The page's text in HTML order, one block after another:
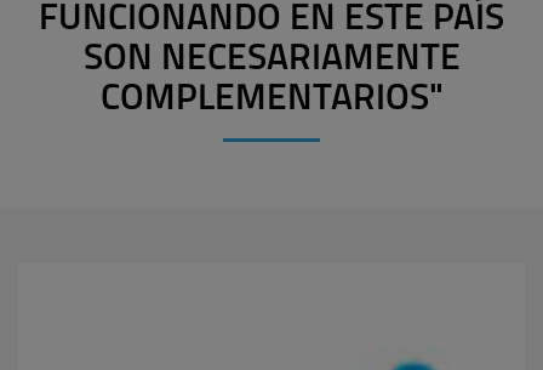
FUNCIONANDO EN ESTE PAÍS
SON NECESARIAMENTE
COMPLEMENTARIOS"